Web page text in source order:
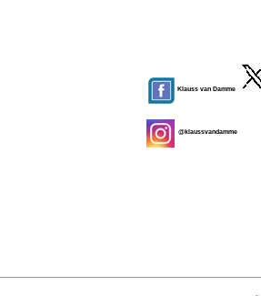
Klauss van Damme
@klaussvandamme